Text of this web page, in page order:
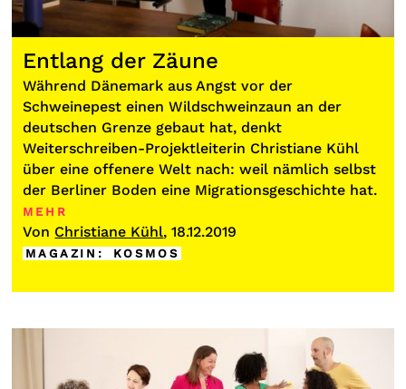
Entlang der Zäune
Während Dänemark aus Angst vor der
Schweinepest einen Wildschweinzaun an der
deutschen Grenze gebaut hat, denkt
Weiterschreiben-Projektleiterin Christiane Kühl
über eine offenere Welt nach: weil nämlich selbst
der Berliner Boden eine Migrationsgeschichte hat.
MEHR
Von Christiane Kühl, 18.12.2019
MAGAZIN : KOSMOS